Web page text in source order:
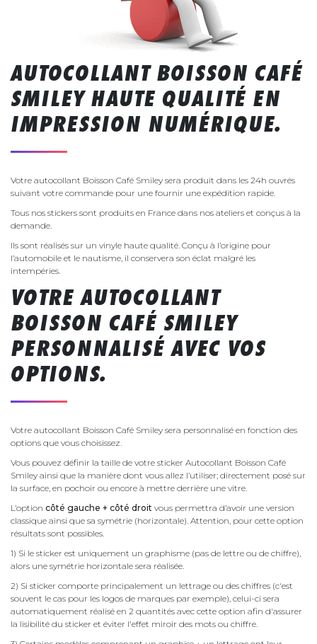
AUTOCOLLANT BOISSON CAFÉ
SMILEY HAUTE QUALITÉ EN
IMPRESSION NUMÉRIQUE.
Votre autocollant Boisson Café Smiley sera produit dans les 24h ouvrés
suivant votre commande pour une fournir une expédition rapide.
Tous nos stickers sont produits en France dans nos ateliers et conçus à la
demande.
Ils sont réalisés sur un vinyle haute qualité. Conçu à l’origine pour
l’automobile et le nautisme, il conservera son éclat malgré les
intempéries.
VOTRE AUTOCOLLANT
BOISSON CAFÉ SMILEY
PERSONNALISÉ AVEC VOS
OPTIONS.
Votre autocollant Boisson Café Smiley sera personnalisé en fonction des
options que vous choisissez.
Vous pouvez définir la taille de votre sticker Autocollant Boisson Café
Smiley ainsi que la manière dont vous allez l’utiliser; directement posé sur
la surface, en pochoir ou encore à mettre derrière une vitre.
L’option côté gauche + côté droit vous permettra d’avoir une version
classique ainsi que sa symétrie (horizontale). Attention, pour cette option
résultats sont possibles.
1) Si le sticker est uniquement un graphisme (pas de lettre ou de chiffre),
alors une symétrie horizontale sera réalisée.
2) Si sticker comporte principalement un lettrage ou des chiffres (c'est
souvent le cas pour les logos de marques par exemple), celui-ci sera
automatiquement réalisé en 2 quantités avec cette option afin d'assurer
la lisibilité du sticker et éviter l'effet miroir des mots ou chiffre.